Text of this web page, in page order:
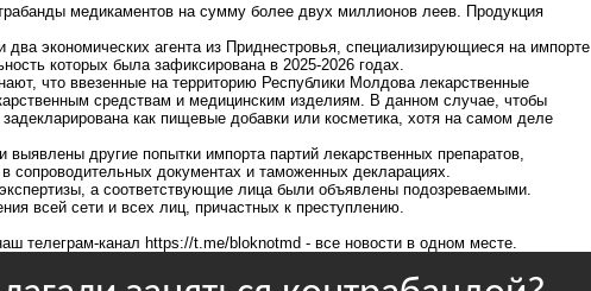
медикаментов на сумму более двух миллионов леев. Продукция
экономических агента из Приднестровья, специализирующиеся на импорте
которых была зафиксирована в 2025-2026 годах.
что ввезенные на территорию Республики Молдова лекарственные
средствам и медицинским изделиям. В данном случае, чтобы
как пищевые добавки или косметика, хотя на самом деле
другие попытки импорта партий лекарственных препаратов,
сопроводительных документах и ​​таможенных декларациях.
а соответствующие лица были объявлены подозреваемыми.
всей сети и всех лиц, причастных к преступлению.
телеграм-канал https://t.me/bloknotmd - все новости в одном месте.